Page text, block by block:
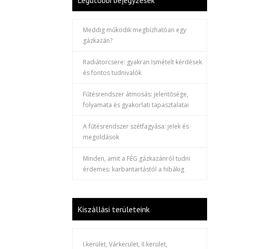
Meddig működik megbízhatóan egy
gázkazán?
Radiátorcsere: gyakran Ismételt kérdések
és fontos tudnivalók
Fűtésrendszer átmosás: jelentősége,
folyamata és gyakorlati tapasztalatai
A fűtésrendszer szétfagyása: jelek és
megoldások
Minden, amit a FÉG gázkazánról tudni
érdemes: karbantartástól a hibákig
Kiszállási területeink
I.kerület, Várkerület, II.kerület,